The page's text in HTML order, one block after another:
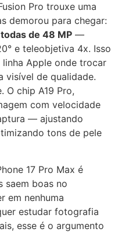
Pro trouxe uma
demorou para chegar:
de 48 MP —
e teleobjetiva 4x. Isso
Apple onde trocar
visível de qualidade.
O chip A19 Pro,
com velocidade
— ajustando
tons de pele
17 Pro Max é
saem boas no
em nenhuma
estudar fotografia
esse é o argumento